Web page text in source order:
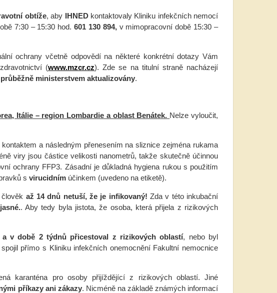
obtíže, aby IHNEDkontaktovaly Kliniku infekčních nemocí
7:30 – 15:30 hod.601 130 894,v mimopracovní době 15:30 –
ochrany včetně odpovědí na některé konkrétní dotazy Vám
(www.mzcr.cz). Zde se na titulní straně nacházejí
ministerstvem aktualizovány.
Itálie – region Lombardie a oblast Benátek. Nelze vyloučit,
a následným přenesením na sliznice zejména rukama
viry jsou částice velikosti nanometrů, takže skutečně účinnou
ochrany FFP3. Zásadní je důkladná hygiena rukou s použitím
s virucidním účinkem (uvedeno na etiketě).
až 14 dnů netuší, že je infikovaný!Zda v této inkubační
. Aby tedy byla jistota, že osoba, která přijela z rizikových
a v době 2 týdnů přicestoval z rizikových oblastí, nebo byl
spojil přímo s Kliniku infekčních onemocnění Fakultní nemocnice
karanténa pro osoby přijíždějící z rizikových oblastí. Jiné
příkazy ani zákazy. Nicméně na základě známých informací